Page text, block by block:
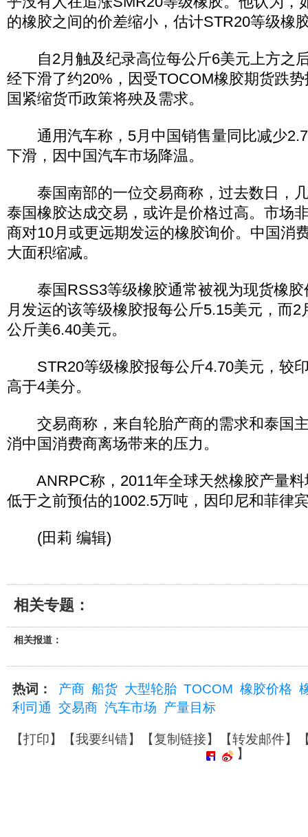
的橡胶之间的价差缩小，估计STR20等级橡
自2月触及纪录高位每公斤6美元上方之
经下滑了约20%，因受TOCOM橡胶期货跌
国紧缩货币政策将殃及需求。
通用汽车称，5月中国销售量同比减少
下滑，因中国汽车市场降温。
泰国南部的一位交易商称，过去数日，
泰国橡胶达成交易，或许是价格过高。市场
商对10月或更远期发运的橡胶询价。中国消
大面积缩减。
泰国RSS3等级橡胶通常被视为现货橡胶
月发运的该等级橡胶报每公斤5.15美元，而
公斤美6.40美元。
STR20等级橡胶报每公斤4.70美元，较
高于4美分。
交易商称，来自轮胎产商的需求和泰国
消中国消费商离场带来的压力。
ANRPC称，2011年全球天然橡胶产量料
低于之前预估的1002.5万吨，因印尼和菲律
(田莉 编辑)
相关专题：
相关报道：
热词： 产商 船货 大型轮胎 TOCOM 橡胶价格
利司通 交易商 汽车市场 产量目标
【打印】【我要纠错】【复制链接】【转发邮件】
】